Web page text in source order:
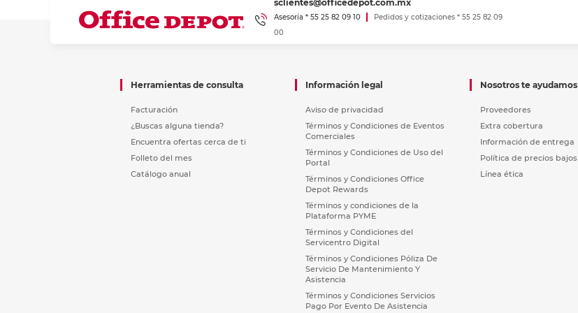
sclientes@officedepot.com.mx
Asesoría * 55 25 82 09 10
Pedidos y cotizaciones * 55 25 82 09
00
Herramientas de consulta
Facturación
¿Buscas alguna tienda?
Encuentra ofertas cerca de ti
Folleto del mes
Catálogo anual
Información legal
Aviso de privacidad
Términos y Condiciones de Eventos
Comerciales
Términos y Condiciones de Uso del
Portal
Términos y Condiciones Office
Depot Rewards
Términos y condiciones de la
Plataforma PYME
Términos y Condiciones del
Servicentro Digital
Términos y Condiciones Póliza De
Servicio De Mantenimiento Y
Asistencia
Términos y Condiciones Servicios
Pago Por Evento De Asistencia
Nosotros te ayudamos
Proveedores
Extra cobertura
Información de entrega
Política de precios bajos
Línea ética